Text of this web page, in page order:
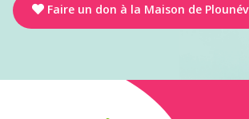
Faire un don à la Maison de